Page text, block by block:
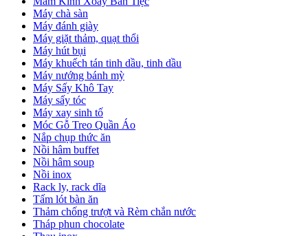
Máy chà sàn
Máy đánh giày
Máy giặt thảm, quạt thổi
Máy hút bụi
Máy khuếch tán tinh dầu, tinh dầu
Máy nướng bánh mỳ
Máy Sấy Khô Tay
Máy sấy tóc
Máy xay sinh tố
Móc Gỗ Treo Quần Áo
Nắp chụp thức ăn
Nồi hâm buffet
Nồi hâm soup
Nồi inox
Rack ly, rack dĩa
Tấm lót bàn ăn
Thảm chống trượt và Rèm chắn nước
Tháp phun chocolate